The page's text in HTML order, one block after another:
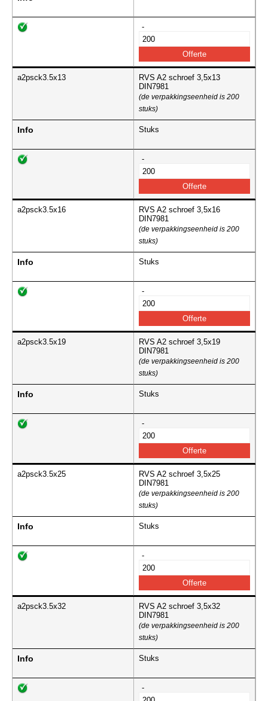
-
a2psck3.5x13
RVS A2 schroef 3,5x13
DIN7981
(de verpakkingseenheid is 200
stuks)
Info Stuks
-
a2psck3.5x16
RVS A2 schroef 3,5x16
DIN7981
(de verpakkingseenheid is 200
stuks)
Info Stuks
-
a2psck3.5x19
RVS A2 schroef 3,5x19
DIN7981
(de verpakkingseenheid is 200
stuks)
Info Stuks
-
a2psck3.5x25
RVS A2 schroef 3,5x25
DIN7981
(de verpakkingseenheid is 200
stuks)
Info Stuks
-
a2psck3.5x32
RVS A2 schroef 3,5x32
DIN7981
(de verpakkingseenheid is 200
stuks)
Info Stuks
-